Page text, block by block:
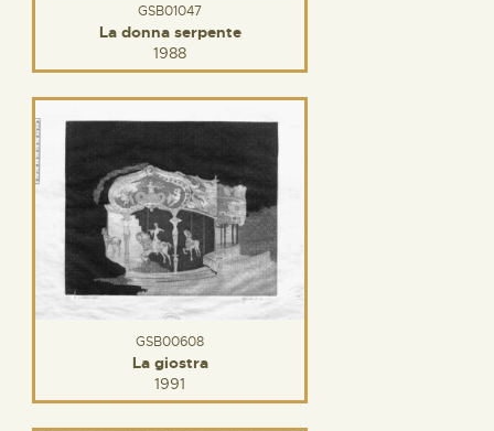
GSB01047
La donna serpente
1988
GSB00608
La giostra
1991